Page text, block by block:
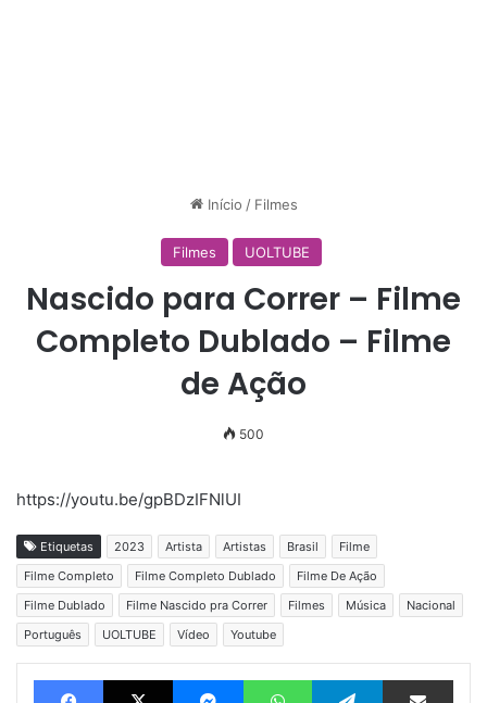
Início / Filmes
Filmes UOLTUBE
Nascido para Correr – Filme
Completo Dublado – Filme
de Ação
500
https://youtu.be/gpBDzIFNlUI
Etiquetas 2023 Artista Artistas Brasil
Filme
Filme Completo
Filme Completo Dublado
Filme De Ação
Filme Dublado
Filme Nascido pra Correr Filmes Música
Nacional
Português
UOLTUBE Vídeo Youtube
FacebookX MessengerWhatsAppTelegram Compartilhar via e-mail